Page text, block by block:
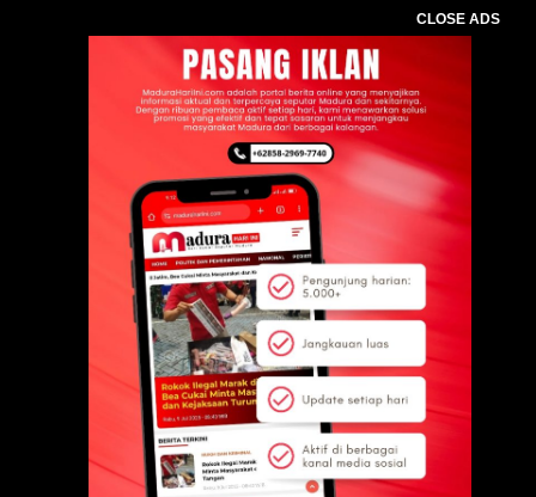
CLOSE ADS